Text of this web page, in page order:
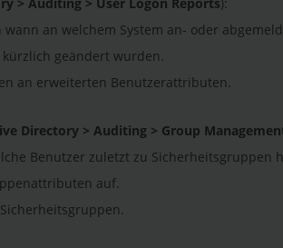
wann an welchem System an- oder
geändert wurden.
an erweiterten Benutzerattributen.
Directory > Auditing > Group
Benutzer zuletzt zu Sicherheitsgruppen
auf.